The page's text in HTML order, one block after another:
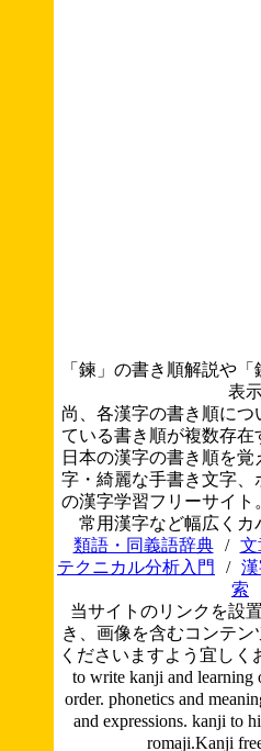
「鍊」の書き順解説や
表
尚、各漢字の書き順に
ている書き順が複数存在
日本の漢字の書き順を
字・綺麗な手書き文字、
の漢字学習フリーサイ
常用漢字など幅広くカ
類語・同義語辞典
/ 文
テクニカル分析入門
/
索
当サイトのリンクを設
き、画像を含むコンテ
くださいますよう宜しく
to write kanji and learning
order. phonetics and
and expressions. kanji to
romaji.Kanji